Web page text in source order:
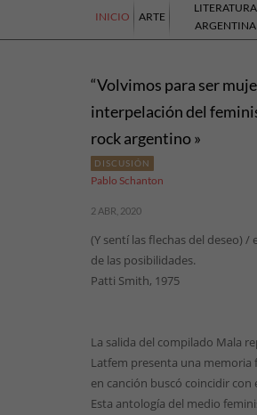
INICIO ARTE
LITERATURA
ARGENTINA
“Volvimos para ser
interpelación del
rock argentino »
DISCUSIÓN
Pablo Schanton
2 ABR, 2020
(Y sentí las flechas del deseo) /
de las posibilidades.
Patti Smith, 1975
La salida del compilado Mala
Latfem presenta una memoria
en canción buscó coincidir con
Esta antología del medio